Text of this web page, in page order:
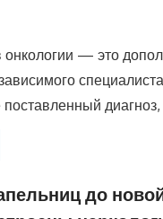
— это
диагноз,
до